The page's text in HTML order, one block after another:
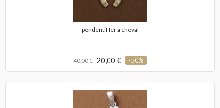
pendentif fer à cheval
40,00 € 20,00 € -50%